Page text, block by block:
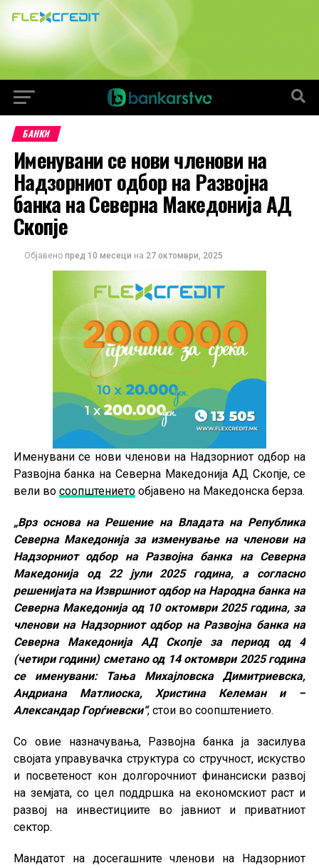
БАНКИ
Именувани се нови членови на
Надзорниот одбор на Развојна
банка на Северна Македонија АД
Скопје
Објавено пред 10 месеци на 27 октомври, 2025
Именувани се нови членови на Надзорниот одбор на
Развојна банка на Северна Македонија АД Скопје, се
вели во соопштениетообјавено на Македонска берза.
„Врз основа на Решение на Владата на Република
Северна Македонија за изменување на членови на
Надзорниот одбор на Развојна банка на Северна
Македонија oд 22 јули 2025 година, а согласно
решенијата на Извршниот одбор на Народна банка на
Северна Македонија од 10 октомври 2025 година, за
членови на Надзорниот одбор на Развојна банка на
Северна Македонија АД Скопје за период од 4
(четири години) сметано од 14 октомври 2025 година
се именувани: Тања Михајловска Димитриевска,
Андриана Матлиоска, Христина Келеман и –
Александар Горѓиевски“, стои во соопштението.
Со овие назначувања, Развојна банка ја засилува
својата управувачка структура со стручност, искуство
и посветеност кон долгорочниот финансиски развој
на земјата, со цел поддршка на економскиот раст и
развој на инвестициите во јавниот и приватниот
сектор.
Мандатот на досегашните членови на Надзорниот